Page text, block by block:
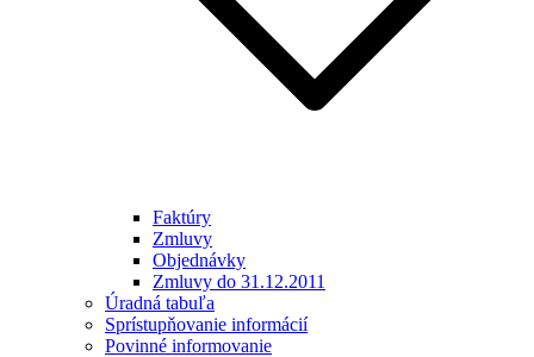
Faktúry
Zmluvy
Objednávky
Zmluvy do 31.12.2011
Úradná tabuľa
Sprístupňovanie informácií
Povinné informovanie